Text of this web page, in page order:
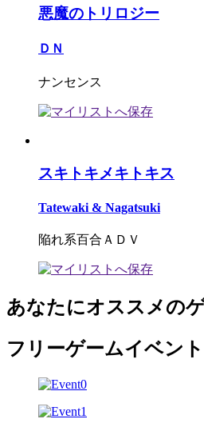
悪魔のトリロジー
ＤＮ
ナンセンス
スキトキメキトキス
Tatewaki & Nagatsuki
陥れ系百合ＡＤＶ
あなたにオススメの
フリーゲームイベント